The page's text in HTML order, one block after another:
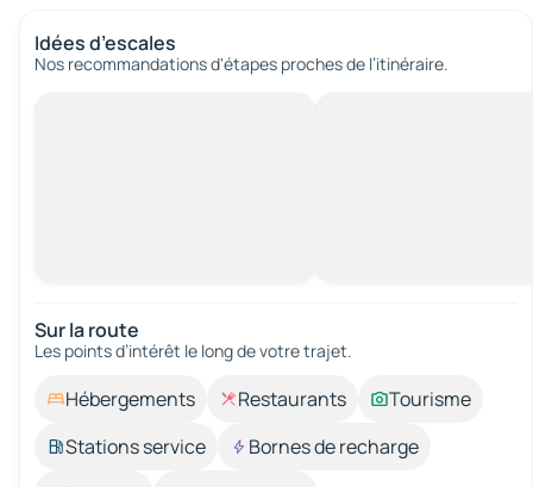
Idées d’escales
Nos recommandations d'étapes proches de l’itinéraire.
Sur la route
Les points d’intérêt le long de votre trajet.
Hébergements Restaurants
Tourisme
Stations service
Bornes de recharge